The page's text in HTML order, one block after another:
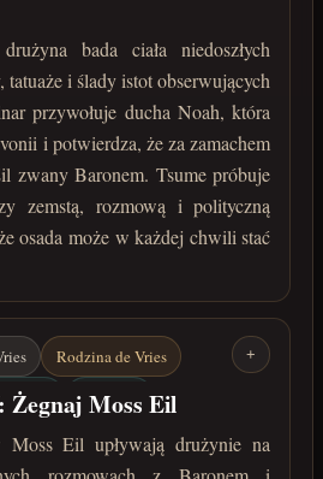
223 roku po Zaćmieniu
bada ciała niedoszłych
i ślady istot obserwujących
przywołuje ducha Noah, która
i potwierdza, że za zamachem
zwany Baronem. Tsume próbuje
zemstą, rozmową i polityczną
osada może w każdej chwili stać
Rodzina de Vries
Eil
Las Svan
+
Moss Eil
Moss Eil upływają drużynie na